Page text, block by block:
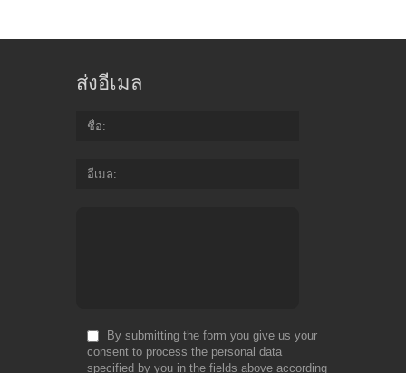
ส่งอีเมล
ชื่อ
อีเมล
By submitting the form you give us your
consent to process the personal data
specified by you in the fields above according